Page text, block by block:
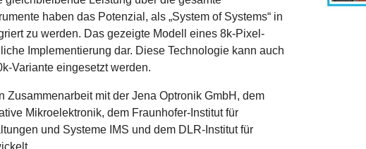
haben das Potenzial, als „System of Systems“ in
zu werden. Das gezeigte Modell eines 8k-Pixel-
Implementierung dar. Diese Technologie kann auch
Variante eingesetzt werden.
Zusammenarbeit mit der Jena Optronik GmbH, dem
Mikroelektronik, dem Fraunhofer-Institut für
und Systeme IMS und dem DLR-Institut für